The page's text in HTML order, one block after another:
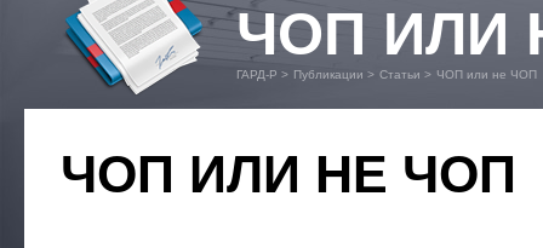
ЧОП ИЛИ
ГАРД-Р > Публикации > Статьи > ЧОП или не ЧОП
ЧОП ИЛИ НЕ ЧОП